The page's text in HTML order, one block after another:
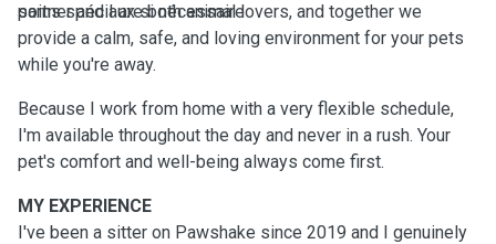
soins spéciaux si nécessaire
partner and I are both animal lovers, and together we
provide a calm, safe, and loving environment for your pets
while you're away.
Because I work from home with a very flexible schedule,
I'm available throughout the day and never in a rush. Your
pet's comfort and well-being always come first.
MY EXPERIENCE
I've been a sitter on Pawshake since 2019 and I genuinely